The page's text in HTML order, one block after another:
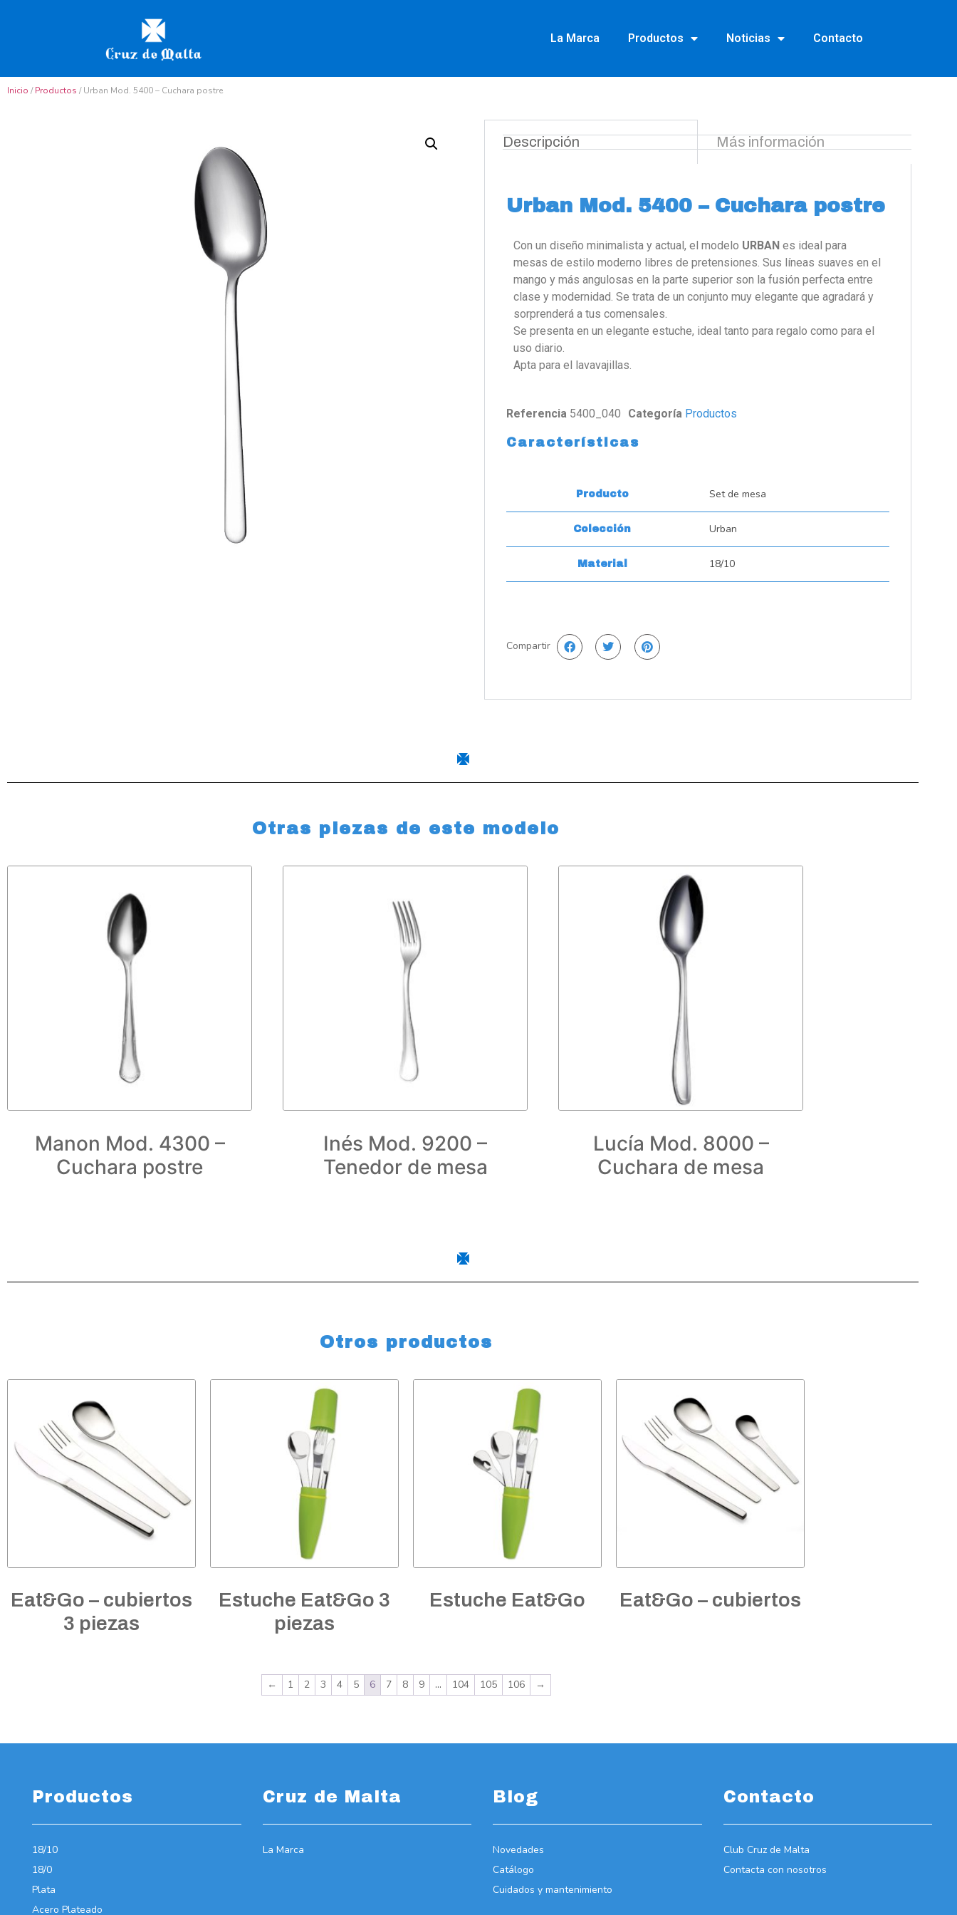
La Marca Productos Noticias Contacto
Inicio /Productos / Urban Mod. 5400 – Cuchara postre
Descripción Más información
Urban Mod. 5400 – Cuchara postre
Con un diseño minimalista y actual, el modelo URBAN es ideal para
mesas de estilo moderno libres de pretensiones. Sus líneas suaves en el
mango y más angulosas en la parte superior son la fusión perfecta entre
clase y modernidad. Se trata de un conjunto muy elegante que agradará y
sorprenderá a tus comensales.
Se presenta en un elegante estuche, ideal tanto para regalo como para el
uso diario.
Apta para el lavavajillas.
Referencia 5400_040 Categoría Productos
Características
Producto Set de mesa
Colección Urban
Material 18/10
Compartir
Otras piezas de este modelo
Manon Mod. 4300 –
Cuchara postre
Inés Mod. 9200 –
Tenedor de mesa
Lucía Mod. 8000 –
Cuchara de mesa
Otros productos
Eat&Go – cubiertos
3 piezas
Estuche Eat&Go 3
piezas
Estuche Eat&Go Eat&Go – cubiertos
← 1 2 3 4 5 6 7 8 9 … 104 105 106 →
Productos
18/10
18/0
Plata
Acero Plateado
Cruz de Malta
La Marca
Blog
Novedades
Catálogo
Cuidados y mantenimiento
Contacto
Club Cruz de Malta
Contacta con nosotros